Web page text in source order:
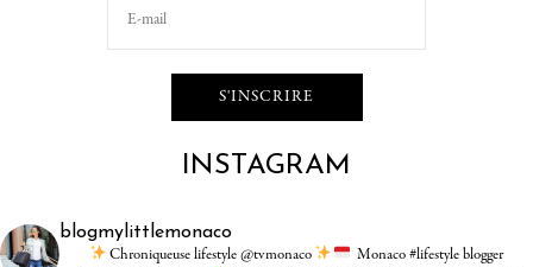
INSTAGRAM
blogmylittlemonaco
Chroniqueuse lifestyle @tvmonaco
Monaco #lifestyle blogger